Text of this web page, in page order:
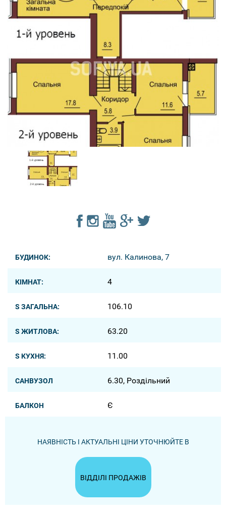
БУДИНОК: вул. Калинова, 7
КІМНАТ: 4
S ЗАГАЛЬНА: 106.10
S ЖИТЛОВА: 63.20
S КУХНЯ: 11.00
САНВУЗОЛ 6.30, Роздільний
БАЛКОН Є
НАЯВНІСТЬ І АКТУАЛЬНІ ЦІНИ УТОЧНЮЙТЕ В
ВІДДІЛІ ПРОДАЖІВ